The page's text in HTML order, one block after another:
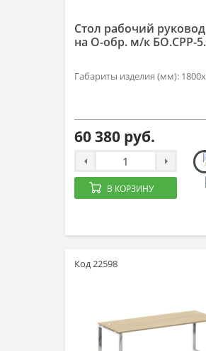
Стол рабочий
на О-обр. м/к БО.СРР-
Габариты изделия (мм):
60 380 руб.
В КОРЗИНУ
Код 22598